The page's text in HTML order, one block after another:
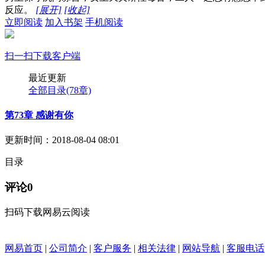
反应。 [展开] [收起]
立即阅读 加入书架 手机阅读
扫一扫下载客户端
最近更新
全部目录(78章)
第73章 感谢有你
更新时间：2018-08-04 08:01
目录
评论0
扫码下载网易云阅读
网易首页 | 公司简介 | 客户服务 | 相关法律 | 网站导航 | 客服电话